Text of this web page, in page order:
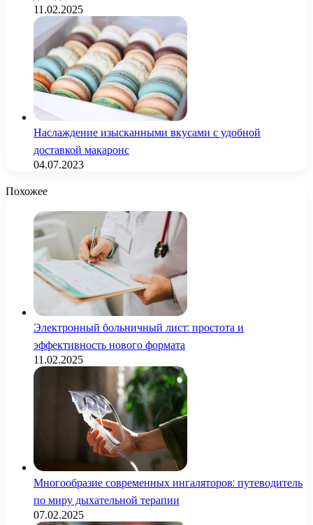
11.02.2025
Наслаждение изысканными вкусами с удобной
доставкой макаронс
04.07.2023
Похожее
Электронный больничный лист: простота и
эффективность нового формата
11.02.2025
Многообразие современных ингаляторов: путеводитель
по миру дыхательной терапии
07.02.2025